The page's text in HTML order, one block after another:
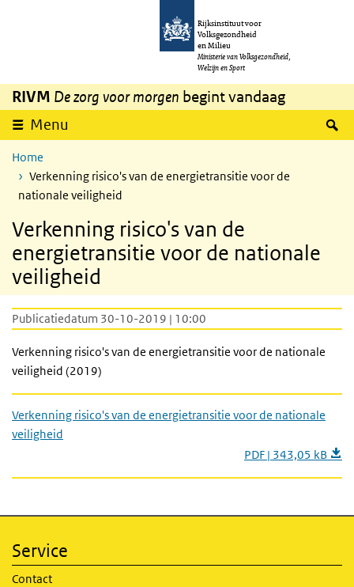
Overslaan en naar de inhoud gaan
Rijksinstituut voor
Volksgezondheid
en Milieu
Ministerie van Volksgezondheid,
Welzijn en Sport
RIVM De zorg voor morgen begint vandaag
Menu
Home
Verkenning risico's van de energietransitie voor de
nationale veiligheid
Verkenning risico's van de
energietransitie voor de nationale
veiligheid
Publicatiedatum 30-10-2019 | 10:00
Verkenning risico's van de energietransitie voor de nationale
veiligheid (2019)
Verkenning risico's van de energietransitie voor de nationale
veiligheid
PDF | 343,05 kB
Service
Contact